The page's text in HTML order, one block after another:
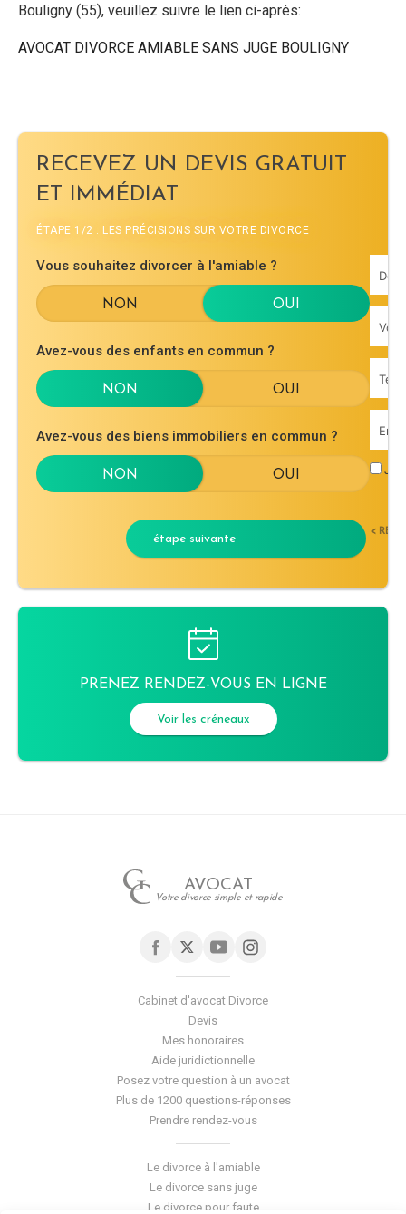
Bouligny (55), veuillez suivre le lien ci-après:
AVOCAT DIVORCE AMIABLE SANS JUGE BOULIGNY
RECEVEZ UN DEVIS GRATUIT
ET IMMÉDIAT
ÉTAPE 1/2 : LES PRÉCISIONS SUR VOTRE DIVORCE
Vous souhaitez divorcer à l'amiable ?
Avez-vous des enfants en commun ?
Avez-vous des biens immobiliers en commun ?
étape suivante <
PRENEZ RENDEZ-VOUS EN LIGNE
Voir les créneaux
AVOCAT
Votre divorce simple et rapide
Cabinet d'avocat Divorce
Devis
Mes honoraires
Aide juridictionnelle
Posez votre question à un avocat
Plus de 1200 questions-réponses
Prendre rendez-vous
Le divorce à l'amiable
Le divorce sans juge
Le divorce pour faute